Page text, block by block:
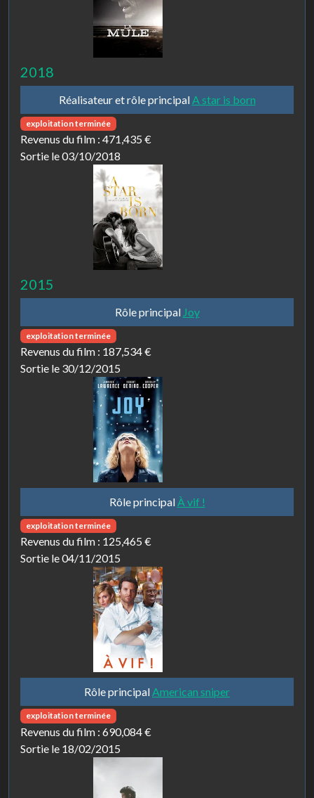
2018
Réalisateur et rôle principal A star is born
exploitation terminée
Revenus du film : 471,435 €
Sortie le 03/10/2018
2015
Rôle principal Joy
exploitation terminée
Revenus du film : 187,534 €
Sortie le 30/12/2015
Rôle principalÀ vif !
exploitation terminée
Revenus du film : 125,465 €
Sortie le 04/11/2015
Rôle principalAmerican sniper
exploitation terminée
Revenus du film : 690,084 €
Sortie le 18/02/2015